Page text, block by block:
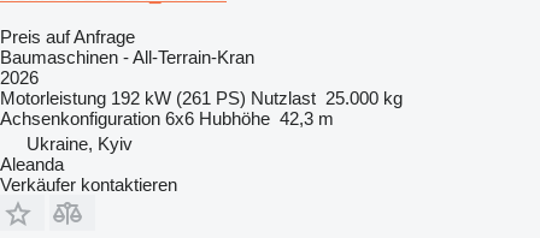
Preis auf Anfrage
Baumaschinen - All-Terrain-Kran
2026
Motorleistung 192 kW (261 PS) Nutzlast 25.000 kg
Achsenkonfiguration 6x6 Hubhöhe 42,3 m
Ukraine, Kyiv
Aleanda
Verkäufer kontaktieren